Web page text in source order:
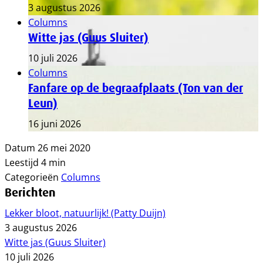
3 augustus 2026
Columns
Witte jas (Guus Sluiter)
10 juli 2026
Columns
Fanfare op de begraafplaats (Ton van der
Leun)
16 juni 2026
Datum 26 mei 2020
Leestijd 4 min
Categorieën Columns
Berichten
Lekker bloot, natuurlijk! (Patty Duijn)
3 augustus 2026
Witte jas (Guus Sluiter)
10 juli 2026